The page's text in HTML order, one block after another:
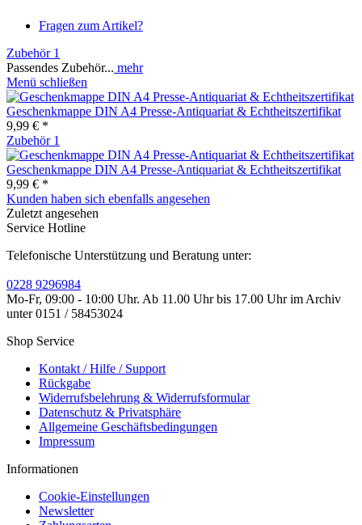
Fragen zum Artikel?
Zubehör 1
Passendes Zubehör... mehr
Menü schließen
Geschenkmappe DIN A4 Presse-Antiquariat & Echtheitszertifikat
9,99 € *
Zubehör 1
Geschenkmappe DIN A4 Presse-Antiquariat & Echtheitszertifikat
9,99 € *
Kunden haben sich ebenfalls angesehen
Zuletzt angesehen
Service Hotline
Telefonische Unterstützung und Beratung unter:
0228 9296984
Mo-Fr, 09:00 - 10:00 Uhr. Ab 11.00 Uhr bis 17.00 Uhr im Archiv
unter 0151 / 58453024
Shop Service
Kontakt / Hilfe / Support
Rückgabe
Widerrufsbelehrung & Widerrufsformular
Datenschutz & Privatsphäre
Allgemeine Geschäftsbedingungen
Impressum
Informationen
Cookie-Einstellungen
Newsletter